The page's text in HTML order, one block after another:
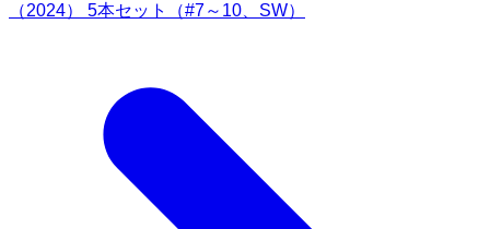
（2024） 5本セット（#7～10、SW）